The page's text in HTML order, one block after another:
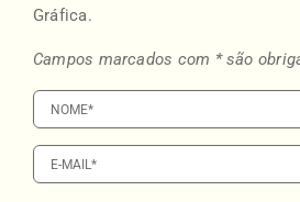
Gráfica.
Campos marcados com * são